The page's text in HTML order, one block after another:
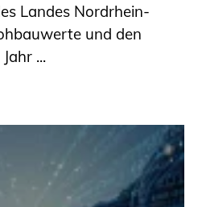
Landes Nordrhein-
und den
...